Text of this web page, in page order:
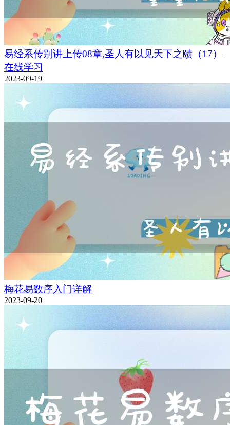
易经系传别讲上传08章,圣人有以见天下之赜（17）
在线学习
2023-09-19
梅花易数序入门详解
2023-09-20